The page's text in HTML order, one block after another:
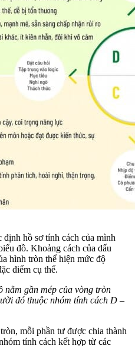
hồ sơ tính cách của mình
đồ. Khoảng cách của dấu
hình tròn thể hiện mức độ
điểm cụ thể.
nằm gần mép của vòng tròn
đó thuộc nhóm tính cách D –
mỗi phần tư được chia thành
tính cách kết hợp từ các